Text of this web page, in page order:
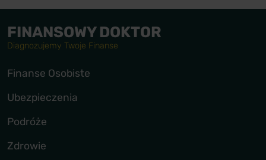
FINANSOWY DOKTOR
Diagnozujemy Twoje Finanse
Finanse Osobiste
Ubezpieczenia
Podróże
Zdrowie